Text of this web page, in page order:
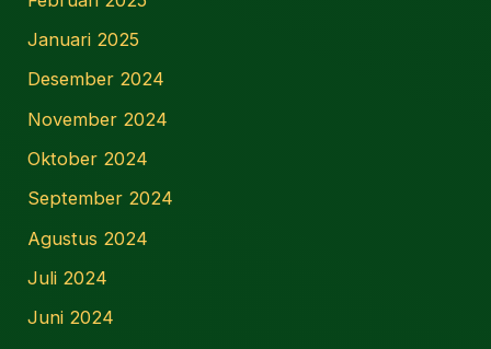
Januari 2025
Desember 2024
November 2024
Oktober 2024
September 2024
Agustus 2024
Juli 2024
Juni 2024